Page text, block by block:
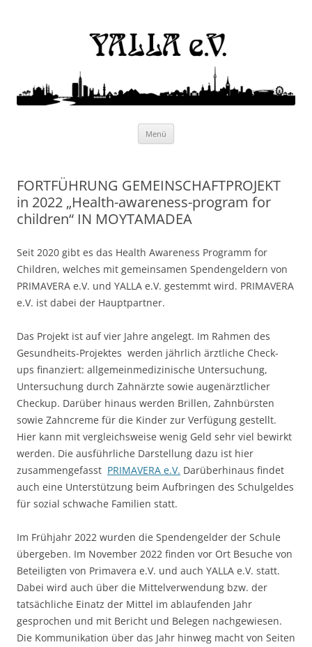
Menü
FORTFÜHRUNG GEMEINSCHAFTPROJEKT
in 2022 „Health-awareness-program for
children“ IN MOYTAMADEA
Seit 2020 gibt es das Health Awareness Programm for
Children, welches mit gemeinsamen Spendengeldern von
PRIMAVERA e.V. und YALLA e.V. gestemmt wird. PRIMAVERA
e.V. ist dabei der Hauptpartner.
Das Projekt ist auf vier Jahre angelegt. Im Rahmen des
Gesundheits-Projektes werden jährlich ärztliche Check-
ups finanziert: allgemeinmedizinische Untersuchung,
Untersuchung durch Zahnärzte sowie augenärztlicher
Checkup. Darüber hinaus werden Brillen, Zahnbürsten
sowie Zahncreme für die Kinder zur Verfügung gestellt.
Hier kann mit vergleichsweise wenig Geld sehr viel bewirkt
werden. Die ausführliche Darstellung dazu ist hier
zusammengefasst PRIMAVERA e.V. Darüberhinaus findet
auch eine Unterstützung beim Aufbringen des Schulgeldes
für sozial schwache Familien statt.
Im Frühjahr 2022 wurden die Spendengelder der Schule
übergeben. Im November 2022 finden vor Ort Besuche von
Beteiligten von Primavera e.V. und auch YALLA e.V. statt.
Dabei wird auch über die Mittelverwendung bzw. der
tatsächliche Einatz der Mittel im ablaufenden Jahr
gesprochen und mit Bericht und Belegen nachgewiesen.
Die Kommunikation über das Jahr hinweg macht von Seiten